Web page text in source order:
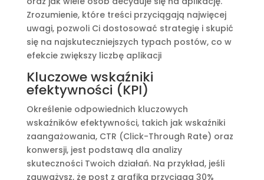
Zrozumienie, które treści przyciągają najwięcej
uwagi, pozwoli Ci dostosować strategię i skupić
się na najskuteczniejszych typach postów, co w
efekcie zwiększy liczbę aplikacji
Kluczowe wskaźniki
efektywności (KPI)
Określenie odpowiednich kluczowych
wskaźników efektywności, takich jak wskaźniki
zaangażowania, CTR (Click-Through Rate) oraz
konwersji, jest podstawą dla analizy
skuteczności Twoich działań. Na przykład, jeśli
zauważysz, że post z grafiką przyciąga 30%